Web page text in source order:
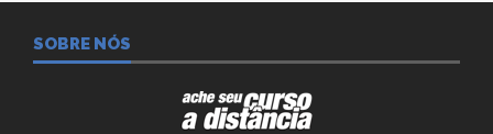
SOBRE NÓS